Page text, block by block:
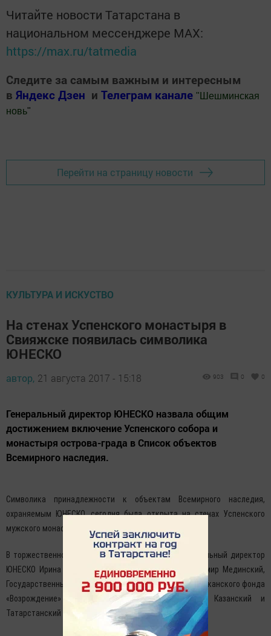
Читайте новости Татарстана в
национальном мессенджере MАХ:
https://max.ru/tatmedia
Следите за самым важным и интересным
в Яндекс Дзен и Телеграм канале " Шешминская
новь"
Перейти на страницу новости
КУЛЬТУРА И ИСКУСТВО
На стенах Успенского монастыря в
Свияжске появилась символика
ЮНЕСКО
автор, 21 августа 2017 - 15:18 903 0 0
Генеральный директор ЮНЕСКО назвала общим
достижением включение Успенского собора и
монастыря острова-града в Список объектов
Всемирного наследия.
Символика принадлежности к объектам Всемирного наследия,
охраняемым ЮНЕСКО, сегодня была открыта на стенах Успенского
мужского монастыря, что на острове-граде Свияжск.
В торжественной церемонии приняли участие генеральный директор
ЮНЕСКО Ирина Бокова, министр культуры РФ Владимир Мединский,
Государственный советник РТ, председатель республиканского фонда
«Возрождение» Минтимер Шаймиев, митрополит Казанский и
Татарстанский Феофан.